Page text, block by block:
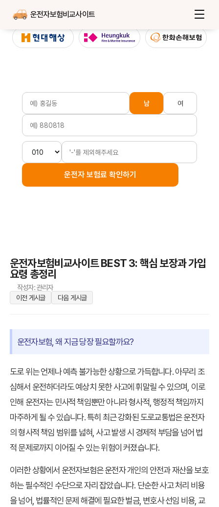
운전자보험비교사이트
남 여
운전자 보험료 확인하기
운전자보험비교사이트 BEST 3: 핵심 보장과 가입
요령 총정리
작성자: 관리자
이전 게시글
다음 게시글
운전자보험, 왜 지금 당장 필요할까요?
도로 위는 언제나 예측 불가능한 상황으로 가득합니다. 아무리 조
심해서 운전하더라도 예상치 못한 사고에 휘말릴 수 있으며, 이로
인해 운전자는 민사적 책임뿐만 아니라 형사적, 행정적 책임까지
마주하게 될 수 있습니다. 특히 최근 강화된 도로교통법은 운전자
의 형사적 책임 범위를 넓혀, 사고 발생 시 경제적 부담을 넘어 법
적 문제로까지 이어질 수 있는 위험이 커졌습니다.
이러한 상황에서 운전자보험은 운전자 개인의 안전과 재산을 보호
하는 필수적인 수단으로 자리 잡았습니다. 단순한 사고 처리 비용
을 넘어, 법률적인 문제 해결에 필요한 벌금, 변호사 선임 비용, 교